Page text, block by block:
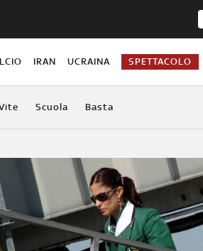
IRAN UCRAINA SPETTACOLO
Scuola Basta